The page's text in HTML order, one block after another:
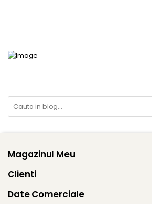
Magazinul Meu
Clienti
Date Comerciale